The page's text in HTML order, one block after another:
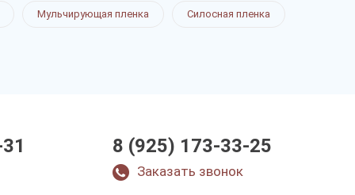
Мульчирующая пленка Силосная пленка
8 (925) 173-33-25
Заказать звонок